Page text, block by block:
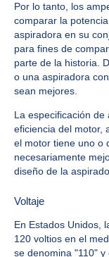
Por lo tanto, los
comparar la
aspiradora en su
para fines de
parte de la historia.
o una aspiradora
sean mejores.
La especificación
eficiencia del motor,
el motor tiene uno o
necesariamente
diseño de la
Voltaje
En Estados Unidos,
120 voltios en el
se denomina "110"